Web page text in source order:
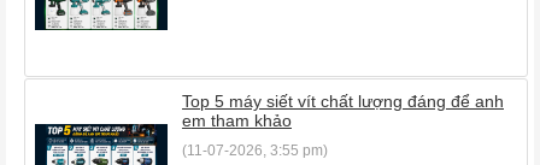
Top 5 máy siết vít chất lượng đáng để anh
em tham khảo
(11-07-2026, 3:55 pm)